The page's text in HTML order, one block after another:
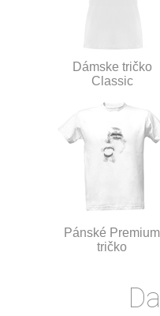
Dámske tričko
Classic
Pánské Premium
tričko